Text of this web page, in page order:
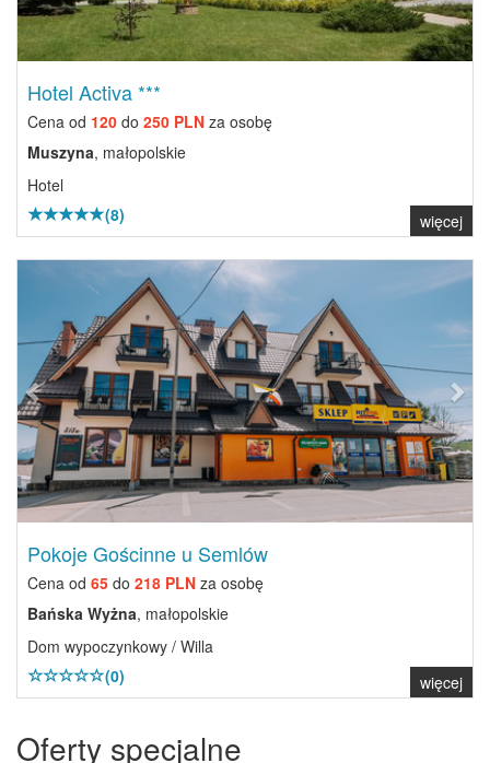
Hotel Activa ***
Cena od 120 do 250 PLN za osobę
Muszyna, małopolskie
Hotel
(8)
więcej
Previous Next
Pokoje Gościnne u Semlów
Cena od 65 do 218 PLN za osobę
Bańska Wyżna, małopolskie
Dom wypoczynkowy / Willa
(0)
więcej
Oferty specjalne